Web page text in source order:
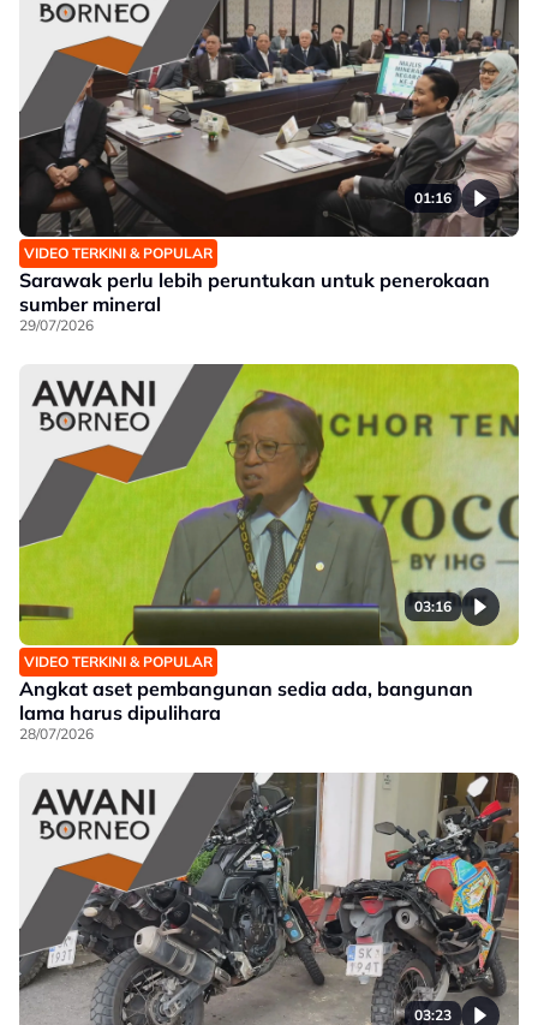
01:16
VIDEO TERKINI & POPULAR
Sarawak perlu lebih peruntukan untuk penerokaan
sumber mineral
29/07/2026
03:16
VIDEO TERKINI & POPULAR
Angkat aset pembangunan sedia ada, bangunan
lama harus dipulihara
28/07/2026
03:23